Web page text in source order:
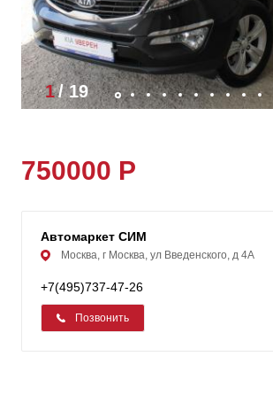
1/19
750000 Р
Автомаркет СИМ
Москва, г Москва, ул Введенского, д 4А
+7(495)737-47-26
Позвонить